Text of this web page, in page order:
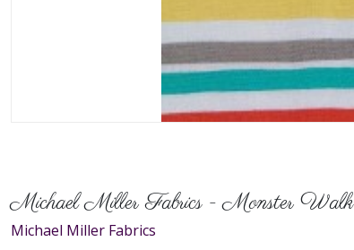
Michael Miller Fabrics - Monster Walk
Michael Miller Fabrics